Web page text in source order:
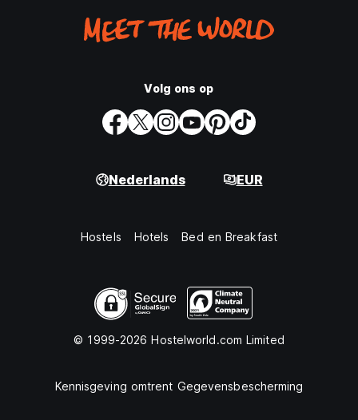
Volg ons op
Nederlands EUR
Hostels Hotels Bed en Breakfast
© 1999-2026 Hostelworld.com Limited
Kennisgeving omtrent Gegevensbescherming